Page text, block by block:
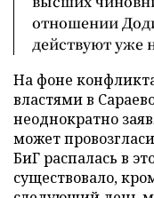
отношении
действуют уже
На фоне
властями в
неоднократно
может
БиГ распалась в
существовало,